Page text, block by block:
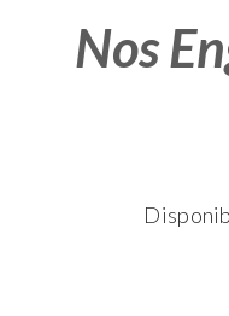
Nos